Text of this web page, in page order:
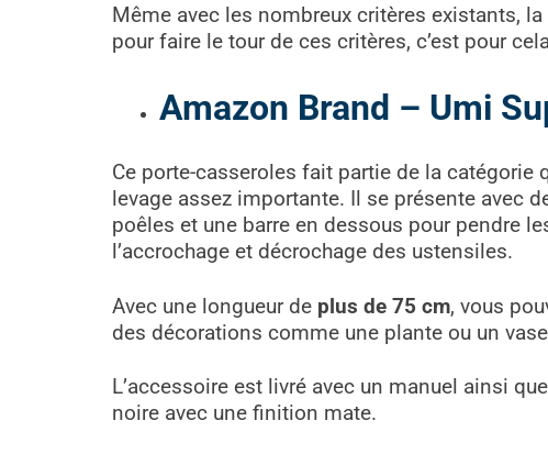
Même avec les nombreux critères existants,
pour faire le tour de ces critères, c’est pour
Amazon Brand – Umi
Ce porte-casseroles fait partie de la catégorie
levage assez importante. Il se présente avec
poêles et une barre en dessous pour pendre
l’accrochage et décrochage des ustensiles.
Avec une longueur de plus de 75 cm, vous
des décorations comme une plante ou un
L’accessoire est livré avec un manuel ainsi
noire avec une finition mate.